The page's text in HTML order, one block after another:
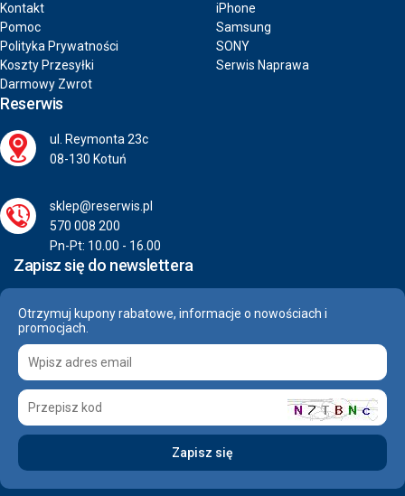
Kontakt
Pomoc
Polityka Prywatności
Koszty Przesyłki
Darmowy Zwrot
iPhone
Samsung
SONY
Serwis Naprawa
Reserwis
ul. Reymonta 23c
08-130 Kotuń
sklep@reserwis.pl
570 008 200
Pn-Pt: 10.00 - 16.00
Zapisz się do newslettera
Otrzymuj kupony rabatowe, informacje o nowościach i
promocjach.